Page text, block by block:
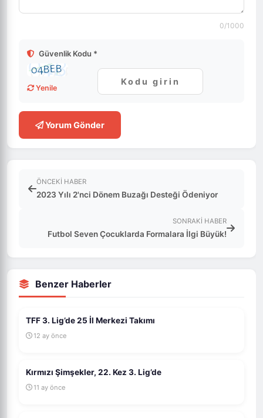
0/1000
Güvenlik Kodu *
Yenile
Yorum Gönder
ÖNCEKI HABER
2023 Yılı 2'nci Dönem Buzağı Desteği Ödeniyor
SONRAKI HABER
Futbol Seven Çocuklarda Formalara İlgi Büyük!
Benzer Haberler
TFF 3. Lig’de 25 İl Merkezi Takımı
12 ay önce
Kırmızı Şimşekler, 22. Kez 3. Lig’de
11 ay önce